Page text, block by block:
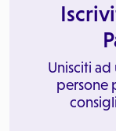
Unisciti
persone